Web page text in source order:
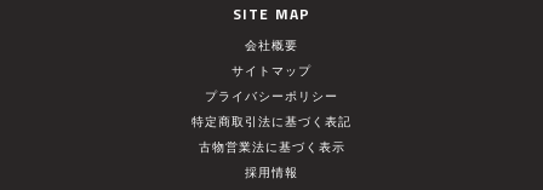
SITE MAP
会社概要
サイトマップ
プライバシーポリシー
特定商取引法に基づく表記
古物営業法に基づく表示
採用情報